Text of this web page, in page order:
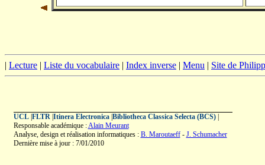
| Lecture | Liste du vocabulaire | Index inverse | Menu | Site de
UCL| FLTR| Itinera Electronica| Bibliotheca Classica Selecta (BCS)|
Responsable académique :Alain Meurant
Analyse, design et réalisation informatiques : B. Maroutaeff- J. Schumacher
Dernière mise à jour : 7/01/2010